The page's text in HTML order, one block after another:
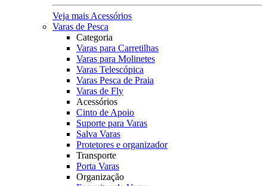
Veja mais Acessórios
Varas de Pesca
Categoria
Varas para Carretilhas
Varas para Molinetes
Varas Telescópica
Varas Pesca de Praia
Varas de Fly
Acessórios
Cinto de Apoio
Suporte para Varas
Salva Varas
Protetores e organizador
Transporte
Porta Varas
Organização